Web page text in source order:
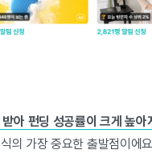
아 펀딩 성공률이 크게 높아
의 가장 중요한 출발점이에